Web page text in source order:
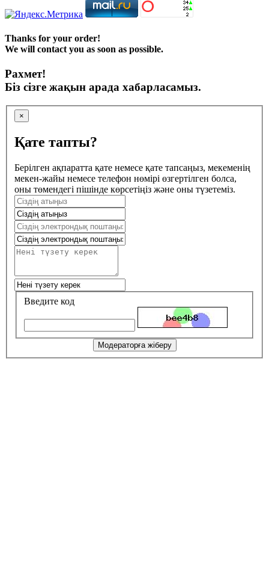
Thanks for your order!
We will contact you as soon as possible.
Рахмет!
Біз сізге жақын арада хабарласамыз.
×
Қате тапты?
Берілген ақпаратта қате немесе қате тапсаңыз, мекеменің
мекен-жайы немесе телефон нөмірі өзгертілген болса,
оны төмендегі пішінде көрсетіңіз және оны түзетеміз.
Введите код
Модераторға жіберу